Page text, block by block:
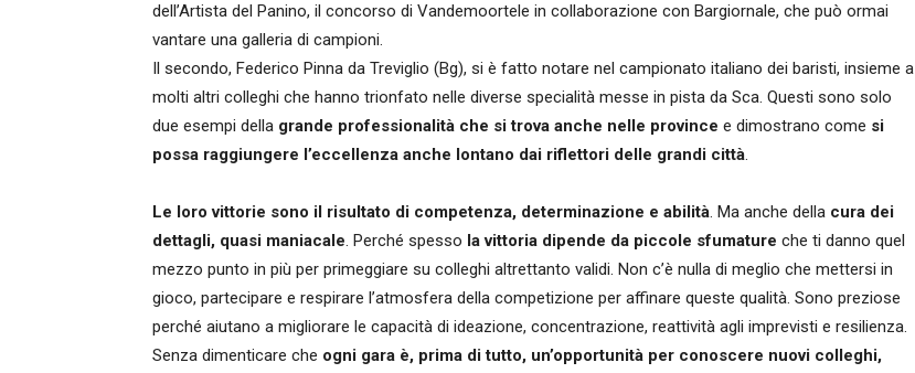
dell’Artista del Panino, il concorso di Vandemoortele in collaborazione con Bargiornale, che può ormai
vantare una galleria di campioni.
Il secondo, Federico Pinna da Treviglio (Bg), si è fatto notare nel campionato italiano dei baristi, insieme a
molti altri colleghi che hanno trionfato nelle diverse specialità messe in pista da Sca. Questi sono solo
due esempi della grande professionalità che si trova anche nelle province e dimostrano come si
possa raggiungere l’eccellenza anche lontano dai riflettori delle grandi città.
Le loro vittorie sono il risultato di competenza, determinazione e abilità. Ma anche della cura dei
dettagli, quasi maniacale. Perché spesso la vittoria dipende da piccole sfumature che ti danno quel
mezzo punto in più per primeggiare su colleghi altrettanto validi. Non c’è nulla di meglio che mettersi in
gioco, partecipare e respirare l’atmosfera della competizione per affinare queste qualità. Sono preziose
perché aiutano a migliorare le capacità di ideazione, concentrazione, reattività agli imprevisti e resilienza.
Senza dimenticare che ogni gara è, prima di tutto, un’opportunità per conoscere nuovi colleghi,